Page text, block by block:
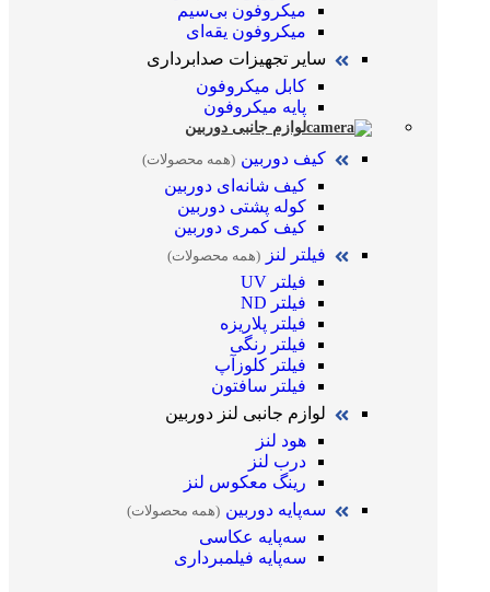
میکروفون بی‌سیم
میکروفون یقه‌ای
سایر تجهیزات صدابرداری
کابل میکروفون
پایه میکروفون
لوازم جانبی دوربین
کیف دوربین (همه محصولات)
کیف شانه‌ای دوربین
کوله پشتی دوربین
کیف کمری دوربین
فیلتر لنز
(همه محصولات)
فیلتر UV
فیلتر ND
فیلتر پلاریزه
فیلتر رنگی
فیلتر کلوزآپ
فیلتر سافتون
لوازم جانبی لنز دوربین
هود لنز
درب لنز
رینگ معکوس لنز
سه‌پایه دوربین (همه محصولات)
سه‌پایه عکاسی
سه‌پایه فیلمبرداری